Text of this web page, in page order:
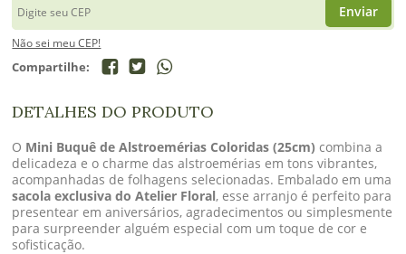
Enviar
Não sei meu CEP!
Compartilhe:
DETALHES DO PRODUTO
O Mini Buquê de Alstroemérias Coloridas (25cm) combina a
delicadeza e o charme das alstroemérias em tons vibrantes,
acompanhadas de folhagens selecionadas. Embalado em uma
sacola exclusiva do Atelier Floral, esse arranjo é perfeito para
presentear em aniversários, agradecimentos ou simplesmente
para surpreender alguém especial com um toque de cor e
sofisticação.